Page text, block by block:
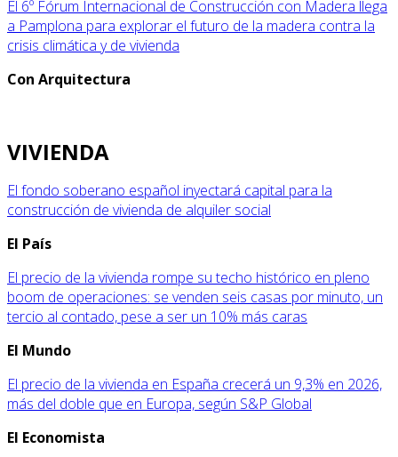
El 6º Fórum Internacional de Construcción con Madera llega
a Pamplona para explorar el futuro de la madera contra la
crisis climática y de vivienda
Con Arquitectura
VIVIENDA
El fondo soberano español inyectará capital para la
construcción de vivienda de alquiler social
El País
El precio de la vivienda rompe su techo histórico en pleno
boom de operaciones: se venden seis casas por minuto, un
tercio al contado, pese a ser un 10% más caras
El Mundo
El precio de la vivienda en España crecerá un 9,3% en 2026,
más del doble que en Europa, según S&P Global
El Economista